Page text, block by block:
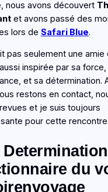
nous avons découvert
et avons passé des
lors de Safari Blue.
pas seulement une amie
aussi inspirée par sa
et sa détermination.
restons en contact,
et je suis toujours
pour cette rencontre.
du